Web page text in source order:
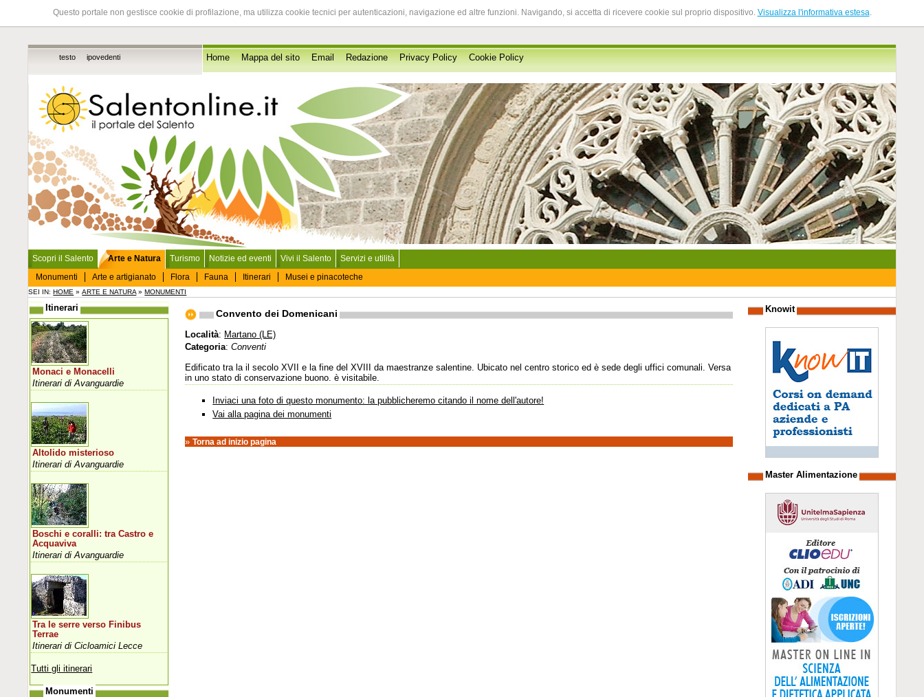
Questo portale non gestisce cookie di profilazione, ma utilizza cookie tecnici per autenticazioni, navigazione ed altre funzioni. Navigando, si accetta di ricevere cookie sul proprio dispositivo. Visualizza l'informativa estesa.
testo ipovedenti Home Mappa del sito Email Redazione Privacy Policy Cookie Policy
Scopri il Salento
Arte e Natura
Monumenti
Arte e artigianato Flora Fauna Itinerari Musei e pinacoteche
Turismo Notizie ed eventi Vivi il Salento Servizi e utilità
SEI IN:HOME »ARTE E NATURA »MONUMENTI
Convento dei Domenicani
Località: Martano (LE)
Categoria:Conventi
Edificato tra la il secolo XVII e la fine del XVIII da maestranze salentine. Ubicato nel centro storico ed è sede degli uffici comunali. Versa
in uno stato di conservazione buono. è visitabile.
Inviaci una foto di questo monumento: la pubblicheremo citando il nome dell'autore!
Vai alla pagina dei monumenti
»Torna ad inizio pagina
Itinerari
Monaci e Monacelli
Itinerari di Avanguardie
Altolido misterioso
Itinerari di Avanguardie
Boschi e coralli: tra Castro e
Acquaviva
Itinerari di Avanguardie
Tra le serre verso Finibus
Terrae
Itinerari di Cicloamici Lecce
Tutti gli itinerari
Monumenti
Knowit
Master Alimentazione